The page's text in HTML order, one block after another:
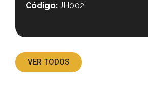
Código: JH002
VER TODOS